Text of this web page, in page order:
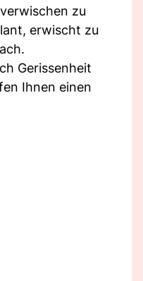
zu
erwischt zu
Gerissenheit
Ihnen einen